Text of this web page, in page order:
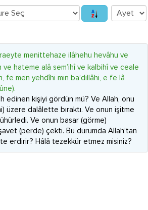
menittehaze ilâhehu hevâhu ve
ve hateme alâ sem’ihî ve kalbihî ve ceale
fe men yehdîhi min ba’dillâhi, e fe lâ
edinen kişiyi gördün mü? Ve Allah, onu
üzere dalâlette bıraktı. Ve onun işitme
Ve onun basar (görme)
(perde) çekti. Bu durumda Allah’tan
erdirir? Hâlâ tezekkür etmez misiniz?